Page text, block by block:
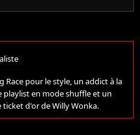
Race pour le style, un addict à la
playlist en mode shuffle et un
d'or de Willy Wonka.